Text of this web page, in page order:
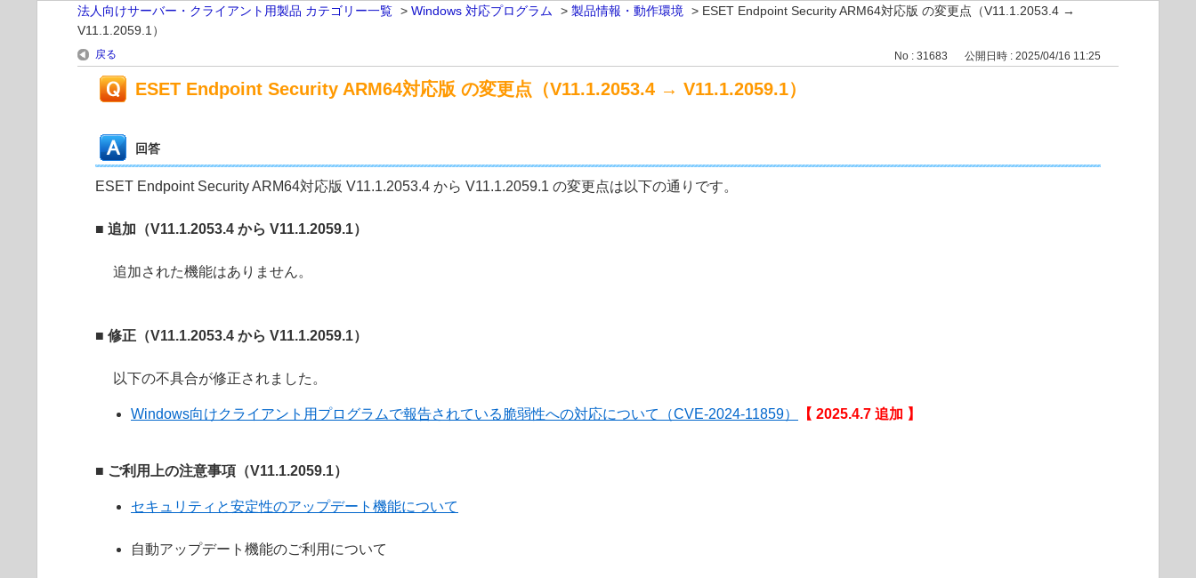
法人向けサーバー・クライアント用製品 カテゴリー一覧 > Windows 対応プログラム > 製品情報・動作環境 > ESET Endpoint Security ARM64対応版 の変更点（V11.1.2053.4 →
V11.1.2059.1）
戻る No : 31683 公開日時 : 2025/04/16 11:25
ESET Endpoint Security ARM64対応版 の変更点（V11.1.2053.4 → V11.1.2059.1）
回答
ESET Endpoint Security ARM64対応版 V11.1.2053.4 から V11.1.2059.1 の変更点は以下の通りです。
■ 追加（V11.1.2053.4 から V11.1.2059.1）
追加された機能はありません。
■ 修正（V11.1.2053.4 から V11.1.2059.1）
以下の不具合が修正されました。
Windows向けクライアント用プログラムで報告されている脆弱性への対応について（CVE-2024-11859） 【 2025.4.7 追加 】
■ ご利用上の注意事項（V11.1.2059.1）
セキュリティと安定性のアップデート機能について
自動アップデート機能のご利用について